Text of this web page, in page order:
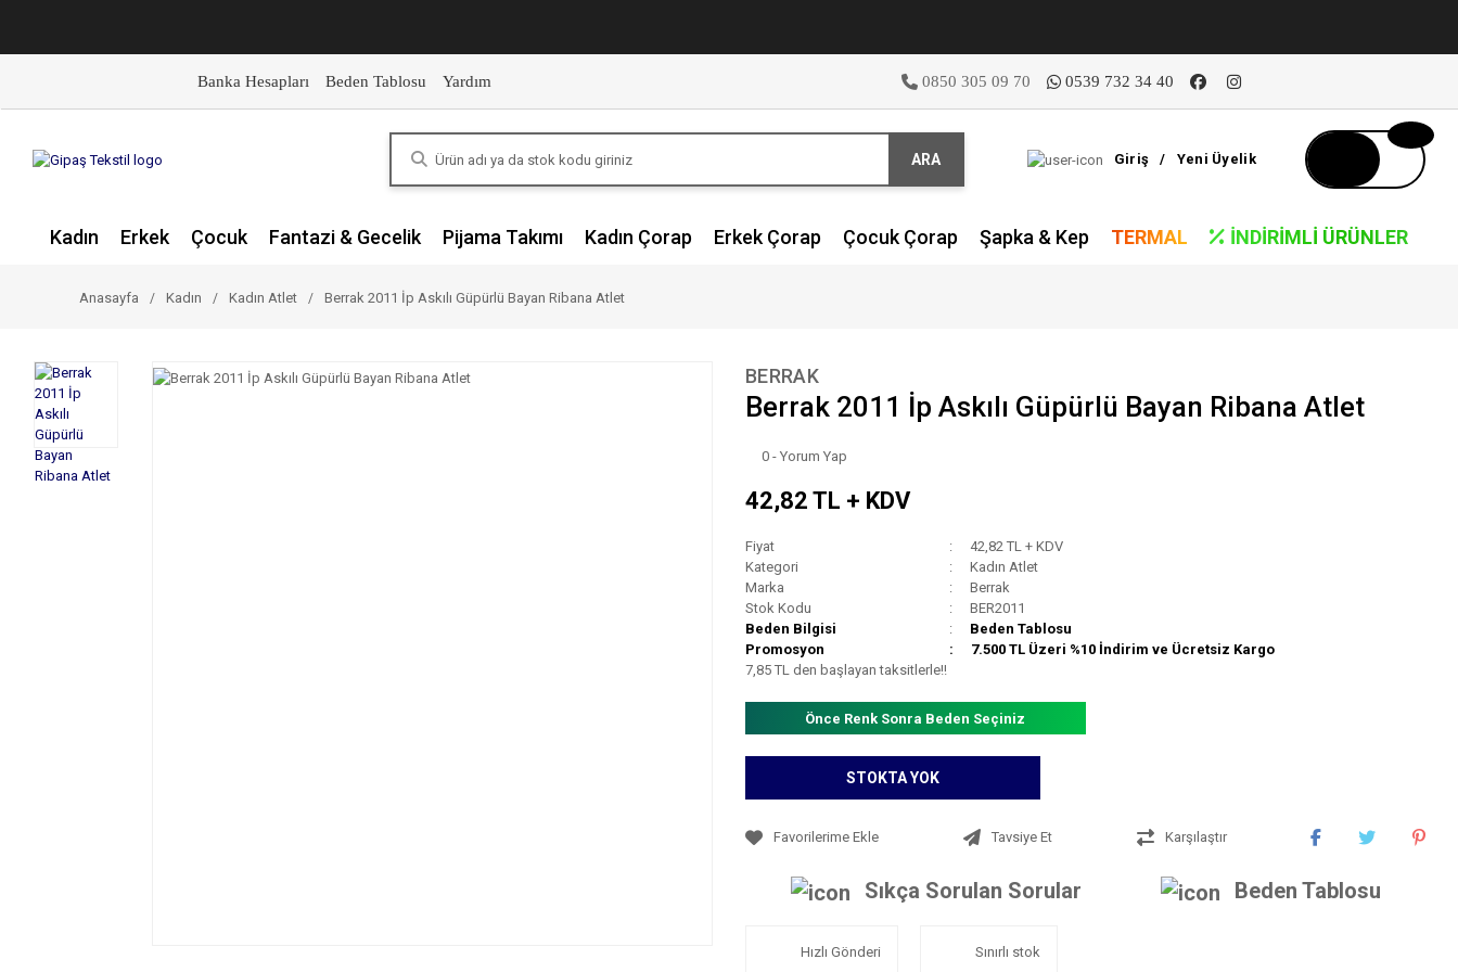
Banka Hesapları Beden Tablosu Yardım 0850 305 09 70 0539 732 34 40
ARA Giriş / Yeni Üyelik
Kadın Erkek Çocuk Fantazi & Gecelik Pijama Takımı Kadın Çorap Erkek Çorap Çocuk Çorap Şapka & Kep TERMAL İNDIRIMLI ÜRÜNLER
Anasayfa Kadın Kadın Atlet Berrak 2011 İp Askılı Güpürlü Bayan Ribana Atlet
BERRAK
Berrak 2011 İp Askılı Güpürlü Bayan Ribana Atlet
0 - Yorum Yap
42,82 TL + KDV
Fiyat
42,82 TL + KDV
Kategori
Kadın Atlet
Marka
Berrak
Stok Kodu
BER2011
Beden Bilgisi
Beden Tablosu
Promosyon
7.500 TL Üzeri %10 İndirim ve Ücretsiz Kargo
7,85 TL den başlayan taksitlerle!!
Önce Renk Sonra Beden Seçiniz
STOKTA YOK
Tavsiye Et Karşılaştır
Sıkça Sorulan Sorular Beden Tablosu
Hızlı Gönderi Sınırlı stok